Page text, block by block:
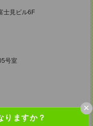
りますか？
×
士見ビル6F
号室